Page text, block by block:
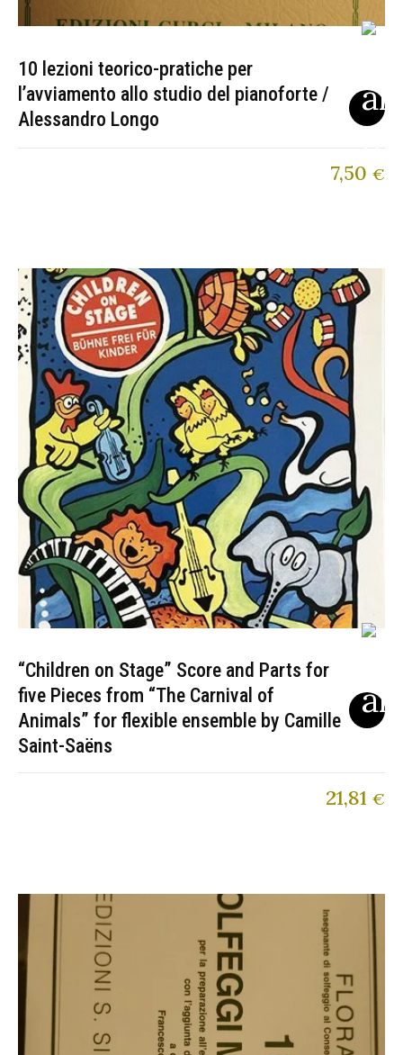
10 lezioni teorico-pratiche per
l’avviamento allo studio del pianoforte /
Alessandro Longo
7,50 €
“Children on Stage” Score and Parts for
five Pieces from “The Carnival of
Animals” for flexible ensemble by Camille
Saint-Saëns
21,81 €